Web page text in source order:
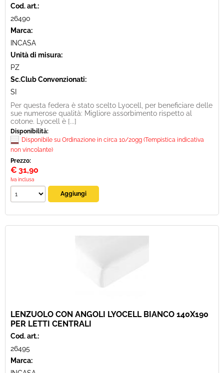
Cod. art.:
26490
Marca:
INCASA
Unità di misura:
PZ
Sc.Club Convenzionati:
SI
Per questa federa è stato scelto Lyocell, per beneficiare delle
sue numerose qualità: Migliore assorbimento rispetto al
cotone. Lyocell è [...]
Disponibilità:
Disponibile su Ordinazione in circa 10/20gg (Tempistica indicativa
non vincolante)
Prezzo:
€ 31,90
Iva inclusa
LENZUOLO CON ANGOLI LYOCELL BIANCO 140X190
PER LETTI CENTRALI
Cod. art.:
26495
Marca: